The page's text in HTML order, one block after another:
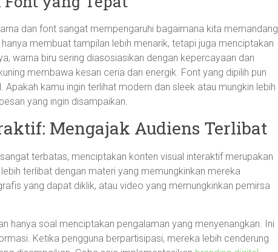
dan font sangat mempengaruhi bagaimana kita memandang
membuat tampilan lebih menarik, tetapi juga menciptakan
warna biru sering diasosiasikan dengan kepercayaan dan
membawa kesan ceria dan energik. Font yang dipilih pun
kamu ingin terlihat modern dan sleek atau mungkin lebih
yang ingin disampaikan.
Mengajak Audiens Terlibat
terbatas, menciptakan konten visual interaktif merupakan
terlibat dengan materi yang memungkinkan mereka
yang dapat diklik, atau video yang memungkinkan pemirsa
hanya soal menciptakan pengalaman yang menyenangkan. Ini
Ketika pengguna berpartisipasi, mereka lebih cenderung